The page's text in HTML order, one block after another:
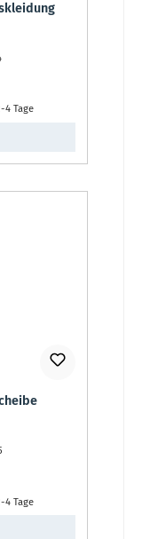
4 Tage
4 Tage